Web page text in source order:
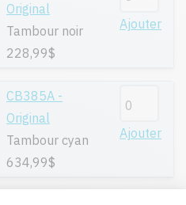
Original
Tambour noir
228,99$
Ajouter
CB385A -
Original
Tambour cyan
634,99$
Ajouter